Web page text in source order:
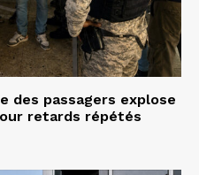
des passagers explose
retards répétés